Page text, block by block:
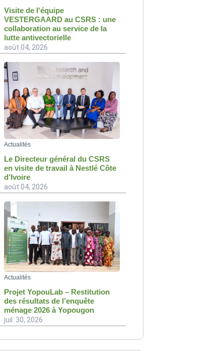
Visite de l'équipe
VESTERGAARD au CSRS : une
collaboration au service de la
lutte antivectorielle
août 04, 2026
Actualités
Le Directeur général du CSRS
en visite de travail à Nestlé Côte
d’Ivoire
août 04, 2026
Actualités
Projet YopouLab – Restitution
des résultats de l’enquête
ménage 2026 à Yopougon
juil. 30, 2026